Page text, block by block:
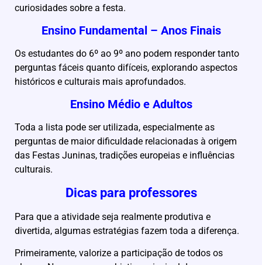
curiosidades sobre a festa.
Ensino Fundamental – Anos Finais
Os estudantes do 6º ao 9º ano podem responder tanto
perguntas fáceis quanto difíceis, explorando aspectos
históricos e culturais mais aprofundados.
Ensino Médio e Adultos
Toda a lista pode ser utilizada, especialmente as
perguntas de maior dificuldade relacionadas à origem
das Festas Juninas, tradições europeias e influências
culturais.
Dicas para professores
Para que a atividade seja realmente produtiva e
divertida, algumas estratégias fazem toda a diferença.
Primeiramente, valorize a participação de todos os